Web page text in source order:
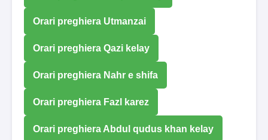
Orari preghiera Utmanzai
Orari preghiera Qazi kelay
Orari preghiera Nahr e shifa
Orari preghiera Fazl karez
Orari preghiera Abdul qudus khan kelay